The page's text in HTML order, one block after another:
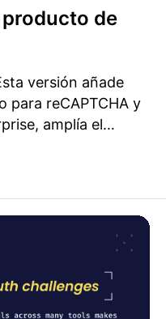
de
versión añade
para reCAPTCHA y
amplía el
seguimiento de
de los agentes de IA:
importa